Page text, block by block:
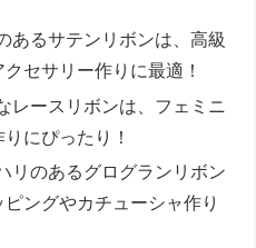
あるサテンリボンは、高級
セサリー作りに最適！
レースリボンは、フェミニ
にぴったり！
リのあるグログランリボン
ングやカチューシャ作り